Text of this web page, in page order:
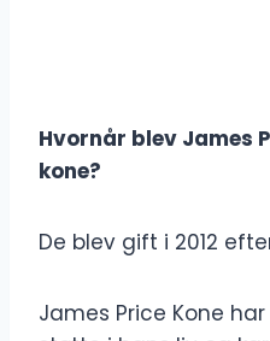
Hvornår blev James
kone?
De blev gift i 2012
James Price Kone